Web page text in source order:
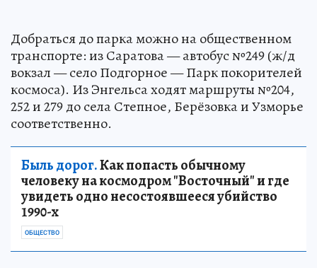
Добраться до парка можно на общественном
транспорте: из Саратова — автобус №249 (ж/д
вокзал — село Подгорное — Парк покорителей
космоса). Из Энгельса ходят маршруты №204,
252 и 279 до села Степное, Берёзовка и Узморье
соответственно.
Быль дорог.Как попасть обычному
человеку на космодром "Восточный" и где
увидеть одно несостоявшееся убийство
1990-х
ОБЩЕСТВО